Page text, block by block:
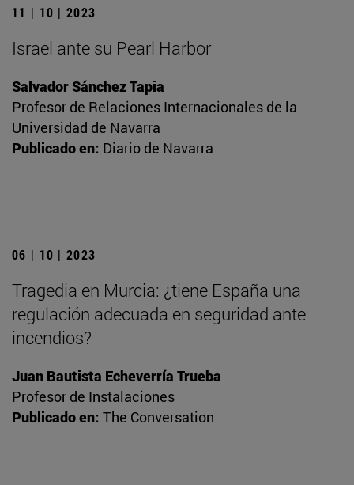
11 | 10 | 2023
Israel ante su Pearl Harbor
Salvador Sánchez Tapia
Profesor de Relaciones Internacionales de la
Universidad de Navarra
Publicado en: Diario de Navarra
06 | 10 | 2023
Tragedia en Murcia: ¿tiene España una
regulación adecuada en seguridad ante
incendios?
Juan Bautista Echeverría Trueba
Profesor de Instalaciones
Publicado en: The Conversation